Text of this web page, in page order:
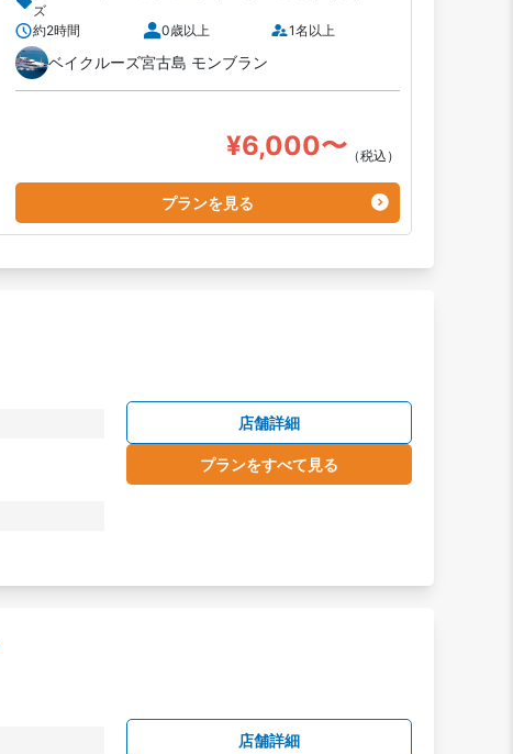
ズ
約2時間
0歳以上 1名以上
ベイクルーズ宮古島 モンブラン
¥6,000〜 （税込）
プランを見る
店舗詳細
プランをすべて見る
店舗詳細